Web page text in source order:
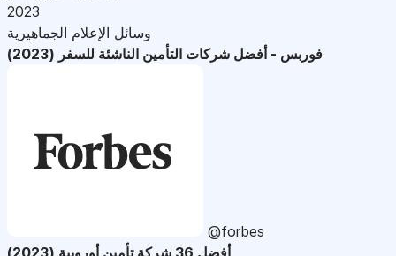
2023
وسائل الإعلام الجماهيرية
فوربس - أفضل شركات التأمين الناشئة للسفر (2023)
@forbes
أفضل 36 شركة تأمين أوروبية (2023)